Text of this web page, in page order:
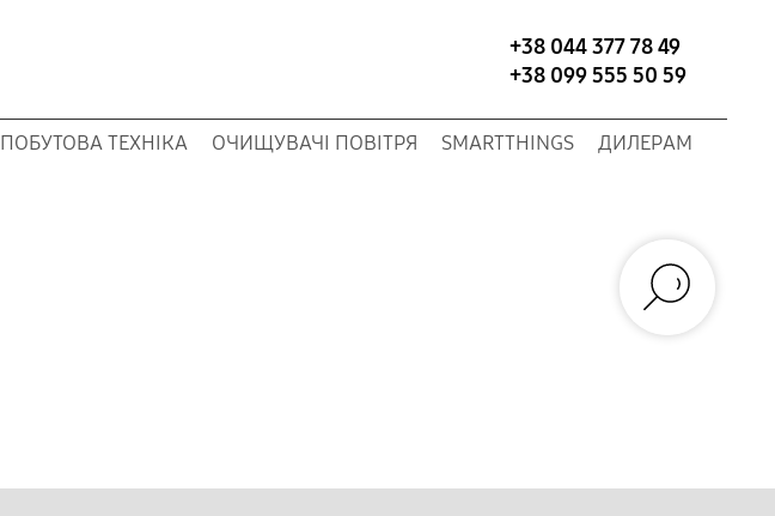
+38 044 377 78 49
+38 099 555 50 59
ПОБУТОВА ТЕХНІКА ОЧИЩУВАЧІ ПОВІТРЯ SMARTTHINGS
ДИЛЕРАМ